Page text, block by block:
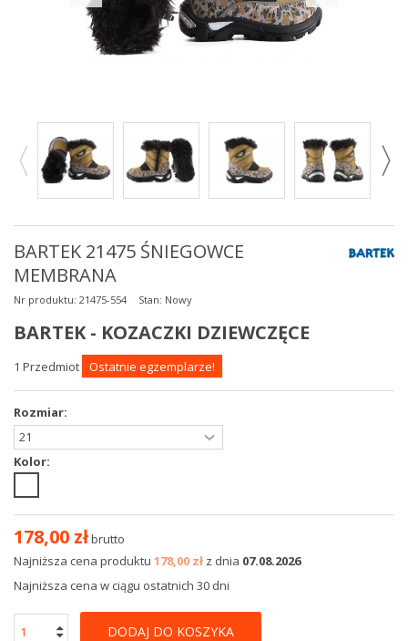
BARTEK 21475 ŚNIEGOWCE
MEMBRANA
Nr produktu: 21475-554 Stan: Nowy
BARTEK - KOZACZKI DZIEWCZĘCE
1 Przedmiot Ostatnie egzemplarze!
Rozmiar:
Kolor:
178,00 złbrutto
Najniższa cena produktu 178,00 zł z dnia 07.08.2026
Najniższa cena w ciągu ostatnich 30 dni
DODAJ DO KOSZYKA